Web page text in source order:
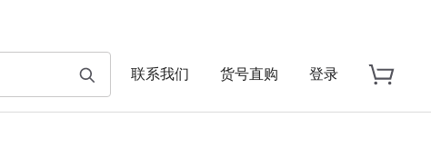
联系我们 货号直购 登录